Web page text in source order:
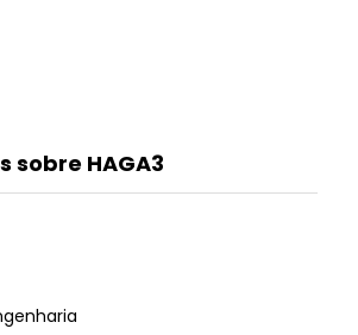
sobre HAGA3